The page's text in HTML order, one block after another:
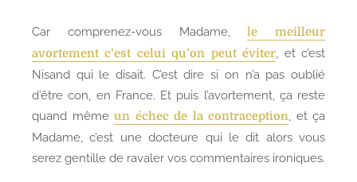
Car comprenez-vous Madame,le meilleur
avortement c’est celui qu’on peut éviter , et c’est
Nisand qui le disait. C’est dire si on n’a pas oublié
d’être con, en France. Et puis l’avortement, ça reste
quand même un échec de la contraception , et ça
Madame, c’est une docteure qui le dit alors vous
serez gentille de ravaler vos commentaires ironiques.